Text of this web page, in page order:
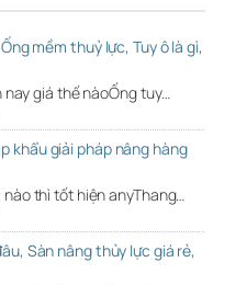
mềm thuỷ lực, Tuy ô là gì,
giá thế nàoỐng tuy…
khẩu giải pháp nâng hàng
thì tốt hiện anyThang…
Sàn nâng thủy lực giá rẻ,